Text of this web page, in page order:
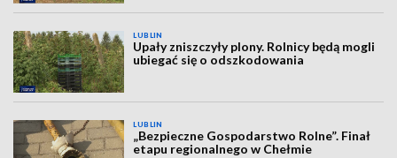
LUBLIN
Upały zniszczyły plony. Rolnicy będą mogli
ubiegać się o odszkodowania
LUBLIN
„Bezpieczne Gospodarstwo Rolne”. Finał
etapu regionalnego w Chełmie